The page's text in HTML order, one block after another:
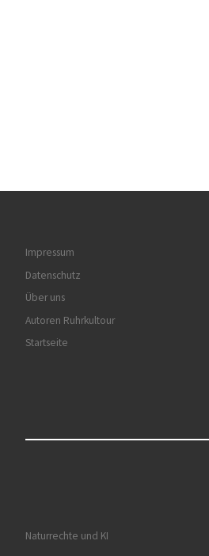
Impressum
Datenschutz
Über uns
Autoren Ruhrkultour
Startseite
Naturrechte und KI